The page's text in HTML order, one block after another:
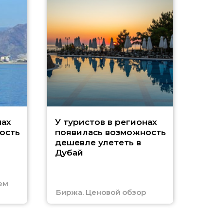
У туристов в регионах
появилась возможность
дешевле улететь в
Дубай
Биржа. Ценовой обзор